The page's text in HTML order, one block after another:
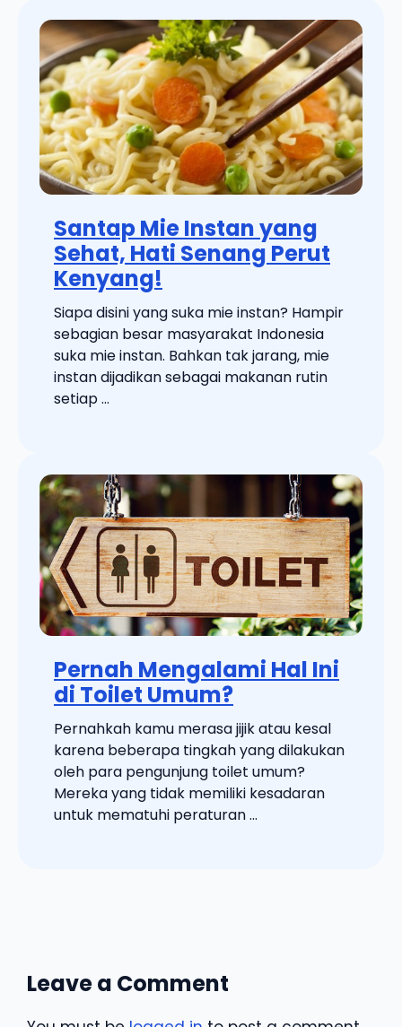
Santap Mie Instan yang
Sehat, Hati Senang Perut
Kenyang!
Siapa disini yang suka mie instan? Hampir
sebagian besar masyarakat Indonesia
suka mie instan. Bahkan tak jarang, mie
instan dijadikan sebagai makanan rutin
setiap ...
Pernah Mengalami Hal Ini
di Toilet Umum?
Pernahkah kamu merasa jijik atau kesal
karena beberapa tingkah yang dilakukan
oleh para pengunjung toilet umum?
Mereka yang tidak memiliki kesadaran
untuk mematuhi peraturan ...
Leave a Comment